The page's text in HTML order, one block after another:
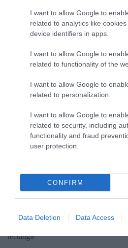
I want to allow Google to
related to analytics like
device identifiers in apps.
I want to allow Google to
related to functionality of the
I want to allow Google to
related to personalization.
I want to allow Google to
related to security, including
functionality and fraud
user protection.
CONFIRM
Data Deletion Data Access
PÉNZ
Ki lesz jogosult jövőre a 13.
Nem minden nyugdíjas kapja meg
rectangle